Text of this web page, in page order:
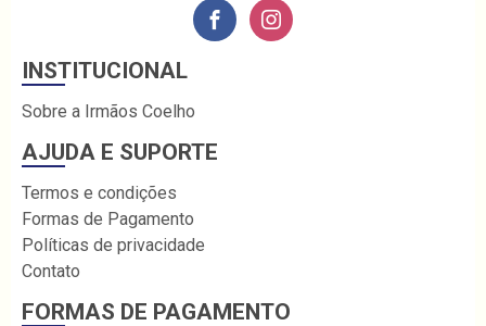
INSTITUCIONAL
Sobre a Irmãos Coelho
AJUDA E SUPORTE
Termos e condições
Formas de Pagamento
Políticas de privacidade
Contato
FORMAS DE PAGAMENTO